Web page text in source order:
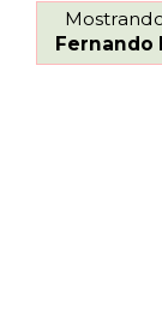
Fernando